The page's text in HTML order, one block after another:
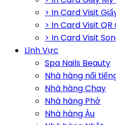
> In Card Visit
> In Card Visit QR
> In Card Visit
Lĩnh Vực
Spa Nails Beauty
Nhà hàng nổi
Nhà hàng Chay
Nhà hàng Phở
Nhà hàng Âu